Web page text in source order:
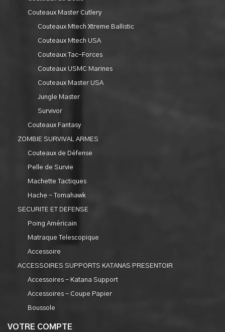
Couteaux Master Cutlery
Couteaux Mtech Xtreme Ballistic
Couteaux Mtech USA
Couteaux Tac-Forces
Couteaux USMC Marines
Couteaux Master USA
Jungle Master
Survivor
Couteaux Fantasy
ZOMBIE SURVIVAL ARMES
Couteaux de Défense
Pelle de Survie
Machette Tactiques
Hache - Tomahawk
SECURITE ET DEFENSE
Poing Américain
Matraque Telescopique
Accessoire
ACCESSOIRES SUPPORTS KATANAS PRESENTOIR
Accessoires - Katana Support
Accessoires - Coupe Papier
Boussole
VOTRE COMPTE